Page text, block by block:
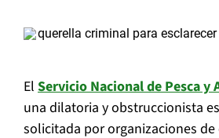
El Servicio Nacional de Pesca y
una dilatoria y obstruccionista
solicitada por organizaciones